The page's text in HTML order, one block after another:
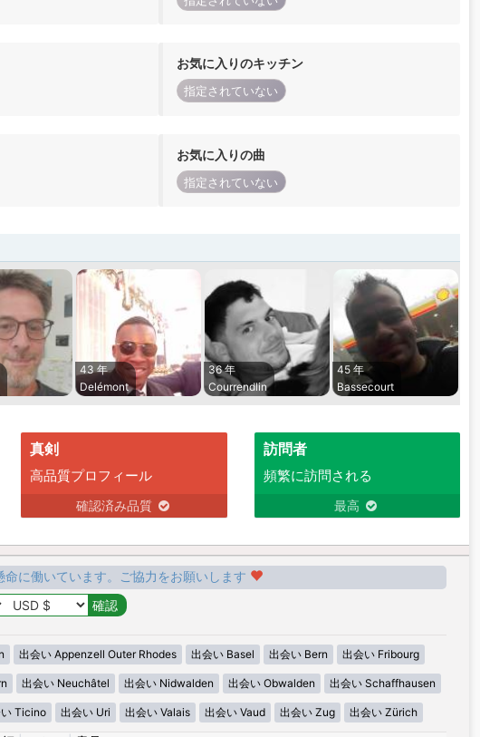
お気に入りのキッチン
指定されていない
お気に入りの曲
指定されていない
43 年
Delémont
36 年
Courrendlin
45 年
Bassecourt
真剣
高品質プロフィール
確認済み品質
訪問者
頻繁に訪問される
最高
に働いています。ご協力をお願いします
出会い Appenzell Outer Rhodes 出会い Basel 出会い Bern 出会い Fribourg
出会い Neuchâtel 出会い Nidwalden 出会い Obwalden 出会い Schaffhausen
Ticino 出会い Uri 出会い Valais 出会い Vaud 出会い Zug 出会い Zürich